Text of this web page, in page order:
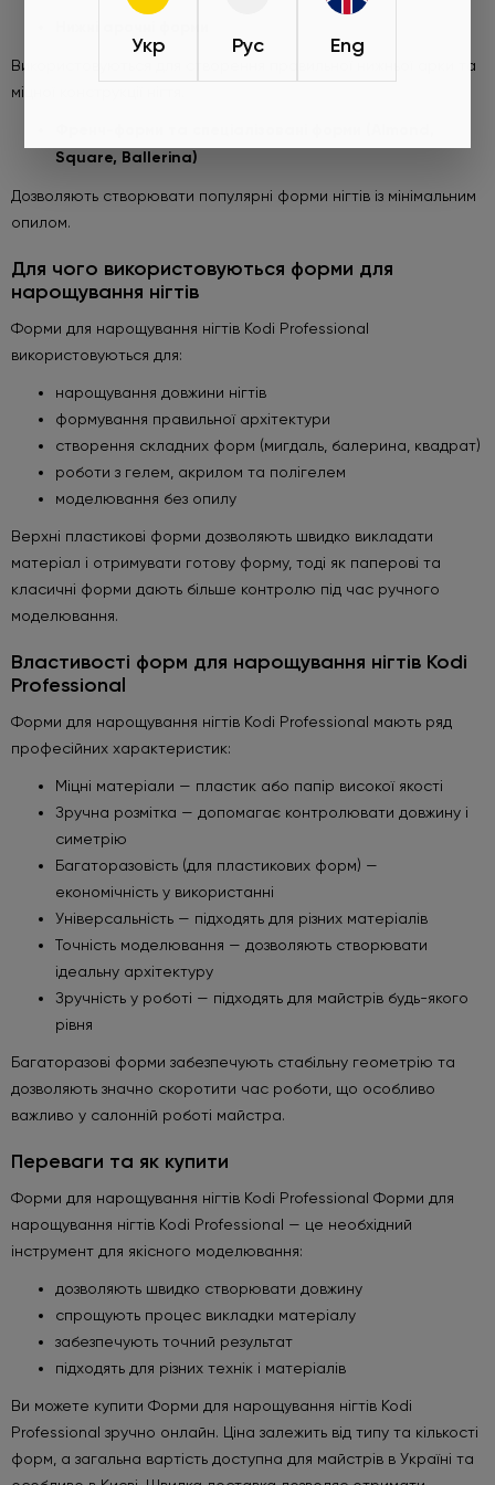
Укр Рус Eng
Використовуються для створення правильної нижньої арки та
міцної конструкції нігтя.
Square, Ballerina)
Дозволяють створювати популярні форми нігтів із мінімальним
опилом.
Для чого використовуються форми для
нарощування нігтів
Форми для нарощування нігтів Kodi Professional
використовуються для:
нарощування довжини нігтів
формування правильної архітектури
створення складних форм (мигдаль, балерина, квадрат)
роботи з гелем, акрилом та полігелем
моделювання без опилу
Верхні пластикові форми дозволяють швидко викладати
матеріал і отримувати готову форму, тоді як паперові та
класичні форми дають більше контролю під час ручного
моделювання.
Властивості форм для нарощування нігтів Kodi
Professional
Форми для нарощування нігтів Kodi Professional мають ряд
професійних характеристик:
Міцні матеріали — пластик або папір високої якості
Зручна розмітка — допомагає контролювати довжину і
симетрію
Багаторазовість (для пластикових форм) —
економічність у використанні
Універсальність — підходять для різних матеріалів
Точність моделювання — дозволяють створювати
ідеальну архітектуру
Зручність у роботі — підходять для майстрів будь-якого
рівня
Багаторазові форми забезпечують стабільну геометрію та
дозволяють значно скоротити час роботи, що особливо
важливо у салонній роботі майстра.
Переваги та як купити
Форми для нарощування нігтів Kodi Professional Форми для
нарощування нігтів Kodi Professional — це необхідний
інструмент для якісного моделювання:
дозволяють швидко створювати довжину
спрощують процес викладки матеріалу
забезпечують точний результат
підходять для різних технік і матеріалів
Ви можете купити Форми для нарощування нігтів Kodi
Professional зручно онлайн. Ціна залежить від типу та кількості
форм, а загальна вартість доступна для майстрів в Україні та
обирайте подарунок
Під час оформлення не забудьте натиснути «Обрати
подарунок». Пропозиція діє лише до 01.09.2026.
Детальніше